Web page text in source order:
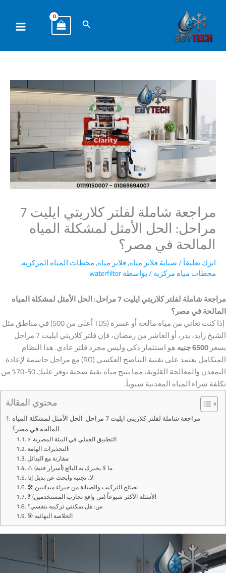
المحتوى
البحث
مراجعة شاملة لفلتر كلاريتي ايليت 7
مراحل: الحل الأمثل لمشكلة المياه
المالحة في مصر؟
اترك تعليقاً/صيانة فلاتر مياه,فلاتر مياه,محطات المياه المركزيه,
محطات مياه مركزيه/ بواسطةwaterfilter
مراجعة شاملة لفلتر كلاريتي ايليت 7 مراحل: الحل الأمثل لمشكلة المياه
المالحة في مصر؟
إذا كنت تعاني من مياه مالحة أو عسرة (TDS أعلى من 500) في مناطق مثل
الشيخ زايد، بدر، أو العاشر من رمضان، فإن فلتر كلاريتي ايليت 7 مراحل
بسعر6500 جنيه
هو استثمار ذكي وليس مجرد فلتر عادي. هذا النظام
المتكامل يعتمد على تقنية التناضح العكسي (RO) مع مراحل حاسمة لإعادة
التمعدن والمعالجة القلوية، مما ينتج مياه نقية صحية توفر عليك 50-70% من
تكلفة شراء المياه المعدنية سنوياً.
محتوي المقالة
مراجعة شاملة لفلتر كلاريتي ايليت 7 مراحل: الحل الأمثل لمشكلة المياه
المالحة في مصر؟
⚡ التطبيق العملي في البيئة المصرية
التحذيرات الهامة:
مقارنة مع البدائل:
⚠️ ما لا يخبرك به البائع (أسرار فنية)
لا، تجنبه وابحث عن بديل إذا:
🛠️ نصائح التركيب والصيانة من خبراء ميدانيين
❓ الأسئلة الأكثر شيوعاً (من واقع تجارب المستخدمين)
س: هل يمكنني تركيبه بنفسي؟
🎯 الخلاصة النهائية